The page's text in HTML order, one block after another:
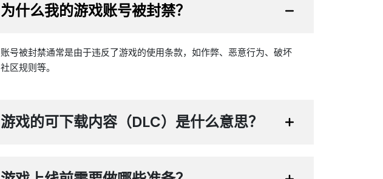
为什么我的游戏账号被封禁？
账号被封禁通常是由于违反了游戏的使用条款，如作弊、恶意行为、破坏
社区规则等。
游戏的可下载内容（DLC）是什么意思？